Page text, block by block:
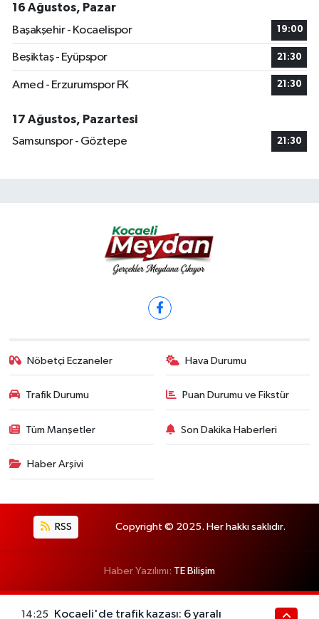
16 Ağustos, Pazar
Başakşehir - Kocaelispor
19:00
Beşiktaş - Eyüpspor 21:30
Amed - Erzurumspor FK 21:30
17 Ağustos, Pazartesi
Samsunspor - Göztepe
21:30
Nöbetçi Eczaneler Hava Durumu
Trafik Durumu Puan Durumu ve Fikstür
Tüm Manşetler Son Dakika Haberleri
Haber Arşivi
RSS Copyright © 2025. Her hakkı saklıdır.
Haber Yazılımı: TE Bilişim
14:25 Kocaeli'de trafik kazası: 6 yaralı